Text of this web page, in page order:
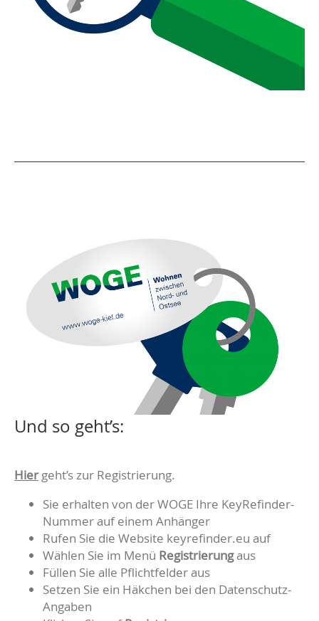
Und so geht’s:
Hiergeht’s zur Registrierung.
Sie erhalten von der WOGE Ihre KeyRefinder-
Nummer auf einem Anhänger
Rufen Sie die Website keyrefinder.eu auf
Wählen Sie im Menü Registrierungaus
Füllen Sie alle Pflichtfelder aus
Setzen Sie ein Häkchen bei den Datenschutz-
Angaben